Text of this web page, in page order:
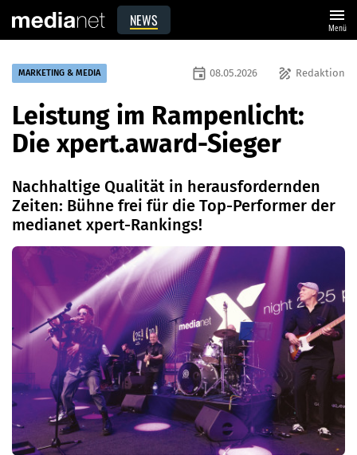
NEWS menu
Menü
MARKETING & MEDIA draw Redaktion
event 08.05.2026
Leistung im Rampenlicht:
Die xpert.award-Sieger
Nachhaltige Qualität in herausfordernden
Zeiten: Bühne frei für die Top-Performer der
medianet xpert-Rankings!